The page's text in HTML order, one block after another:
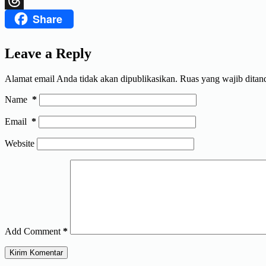
ThreadsShare
Leave a Reply
Alamat email Anda tidak akan dipublikasikan. Ruas yang wajib
Name *
Email *
Website
Add Comment *
Kirim Komentar